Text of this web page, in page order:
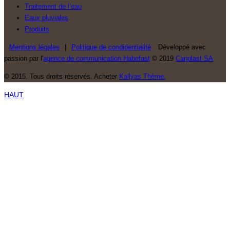
Traitement de l’eau
Eaux pluviales
Produits
Mentions légales Politique de condidentialité
Développé avec
passion par l'agence de communication Habefast © 2019 Canplast SA
© 2015. Tous droits réservés. Acheter Kallyas Thème.
HAUT